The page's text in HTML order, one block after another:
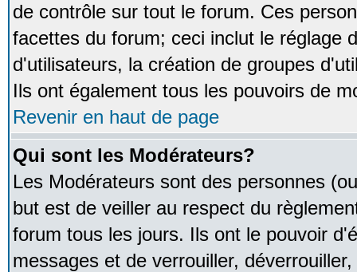
de contrôle sur tout le forum. Ces
facettes du forum; ceci inclut le réglage
d'utilisateurs, la création de groupes
Ils ont également tous les pouvoirs de
Revenir en haut de page
Qui sont les Modérateurs?
Les Modérateurs sont des personnes
but est de veiller au respect du
forum tous les jours. Ils ont le pouvoir
messages et de verrouiller,